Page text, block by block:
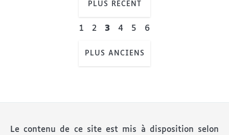
PLUS RÉCENT
1 2 3 4 5 6
PLUS ANCIENS
Le contenu de ce site est mis à disposition selon